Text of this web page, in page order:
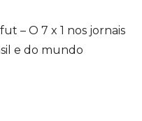
– O 7 x 1 nos jornais
e do mundo